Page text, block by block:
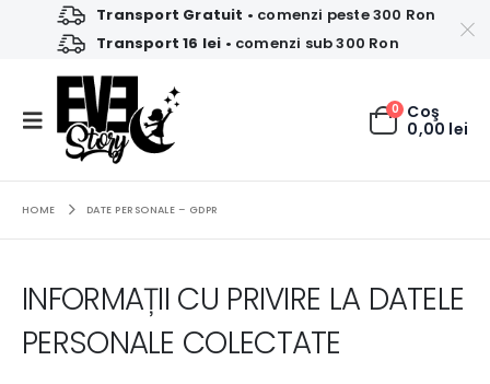
Transport Gratuit • comenzi peste 300 Ron
Transport 16 lei • comenzi sub 300 Ron
0 Coş
0,00 lei
HOME DATE PERSONALE – GDPR
INFORMAȚII CU PRIVIRE LA DATELE
PERSONALE COLECTATE